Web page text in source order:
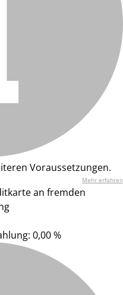
Voraussetzungen.
Mehr erfahren
an fremden
0,00 %